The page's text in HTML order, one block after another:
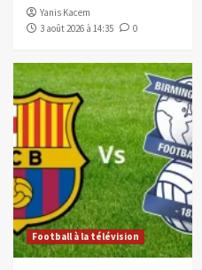
Yanis Kacem
3 août 2026 à 14:35
0
Football à la télévision